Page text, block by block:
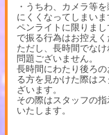
・うちわ、カメラ等
にくくなってしまい
ペンライトに限りま
で振る行為はお控えく
ただし、長時間でな
問題ございません。
長時間にわたり後ろ
る方を見かけた際は
ざいます。
その際はスタッフの
いたします。